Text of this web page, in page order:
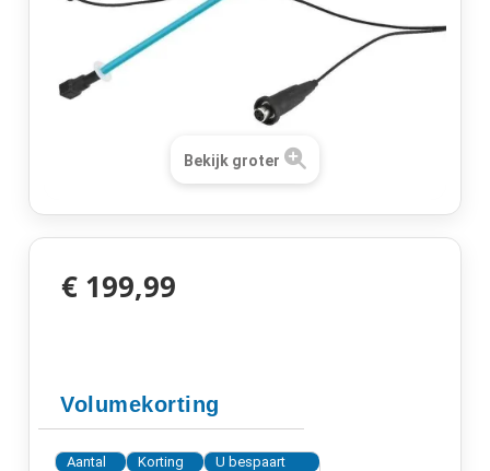
Bekijk groter
€ 199,99
Volumekorting
Aantal Korting
U bespaart